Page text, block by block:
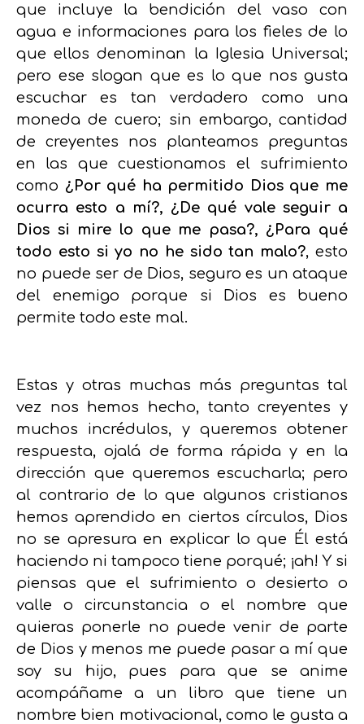
que incluye la bendición del vaso con
agua e informaciones para los fieles de lo
que ellos denominan la Iglesia Universal;
pero ese slogan que es lo que nos gusta
escuchar es tan verdadero como una
moneda de cuero; sin embargo, cantidad
de creyentes nos planteamos preguntas
en las que cuestionamos el sufrimiento
como ¿Por qué ha permitido Dios que me
ocurra esto a mí?, ¿De qué vale seguir a
Dios si mire lo que me pasa?, ¿Para qué
todo esto si yo no he sido tan malo?, esto
no puede ser de Dios, seguro es un ataque
del enemigo porque si Dios es bueno
permite todo este mal.
Estas y otras muchas más preguntas tal
vez nos hemos hecho, tanto creyentes y
muchos incrédulos, y queremos obtener
respuesta, ojalá de forma rápida y en la
dirección que queremos escucharla; pero
al contrario de lo que algunos cristianos
hemos aprendido en ciertos círculos, Dios
no se apresura en explicar lo que Él está
haciendo ni tampoco tiene porqué; ¡ah! Y si
piensas que el sufrimiento o desierto o
valle o circunstancia o el nombre que
quieras ponerle no puede venir de parte
de Dios y menos me puede pasar a mí que
soy su hijo, pues para que se anime
acompáñame a un libro que tiene un
nombre bien motivacional, como le gusta a